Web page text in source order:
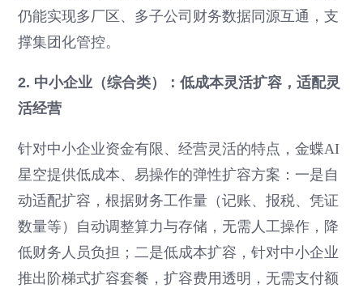
仍能实现多厂区、多子公司财务数据同源互通，支
撑集团化管控。
2. 中小企业（综合类）：低成本灵活扩容，适配灵
活经营
针对中小企业资金有限、经营灵活的特点，金蝶AI
星空提供低成本、易操作的弹性扩容方案：一是自
动适配扩容，根据财务工作量（记账、报税、凭证
数量等）自动调整算力与存储，无需人工操作，降
低财务人员负担；二是低成本扩容，针对中小企业
推出阶梯式扩容套餐，扩容费用透明，无需支付额